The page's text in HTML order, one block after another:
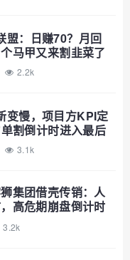
盟：日赚70？月回
马甲又来割韭菜了
2.2k
变慢，项目方KPI定
割倒计时进入最后
3.1k
集团借壳传销：人
高危期崩盘倒计时
3.2k